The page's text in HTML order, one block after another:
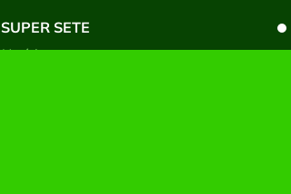
SUPER SETE
Notícias
-